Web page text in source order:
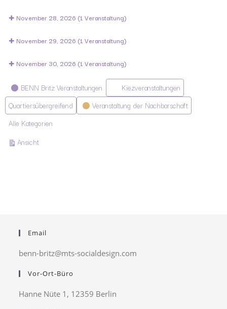
November 28, 2026 (1 Veranstaltung)
November 29, 2026 (1 Veranstaltung)
November 30, 2026 (1 Veranstaltung)
Kategorien
BENN Britz Veranstaltungen
Kiezveranstaltungen
Quartiersübergreifend
Veranstaltung der Nachbarschaft
Alle Kategorien
Ansichtausdrucken
Email
benn-britz@mts-socialdesign.com
Vor-Ort-Büro
Hanne Nüte 1, 12359 Berlin